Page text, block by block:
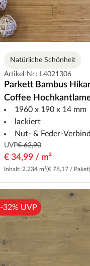
Natürliche Schönheit
Artikel-Nr.: L4021306
Parkett Bambus
Coffee
1960 x 190 x 14 mm
lackiert
Nut- & Feder-
UVP€ 62,90
€ 34,99 / m²
Inhalt: 2.234 m²(€ 78,17 / Paket)
-32% UVP